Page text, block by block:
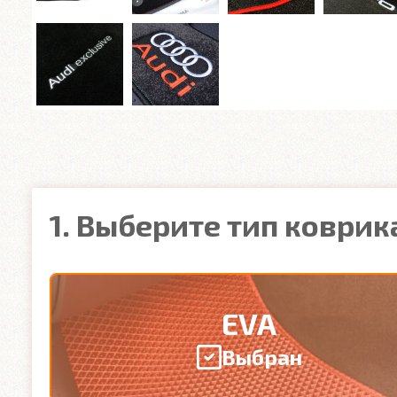
1. Выберите тип
EVA
Выбран